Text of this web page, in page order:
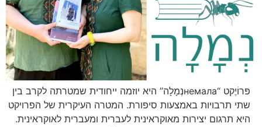
פּרוֹיֶקט “немалаנְמָלָה” היא יוזמה ייחודית שמטרתה לקרב בין
שתי תרבויות באמצעות סיפורת. המטרה העיקרית של הפרויקט
היא תרגום יצירות מאוקראינית לעברית ומעברית לאוקראינית.